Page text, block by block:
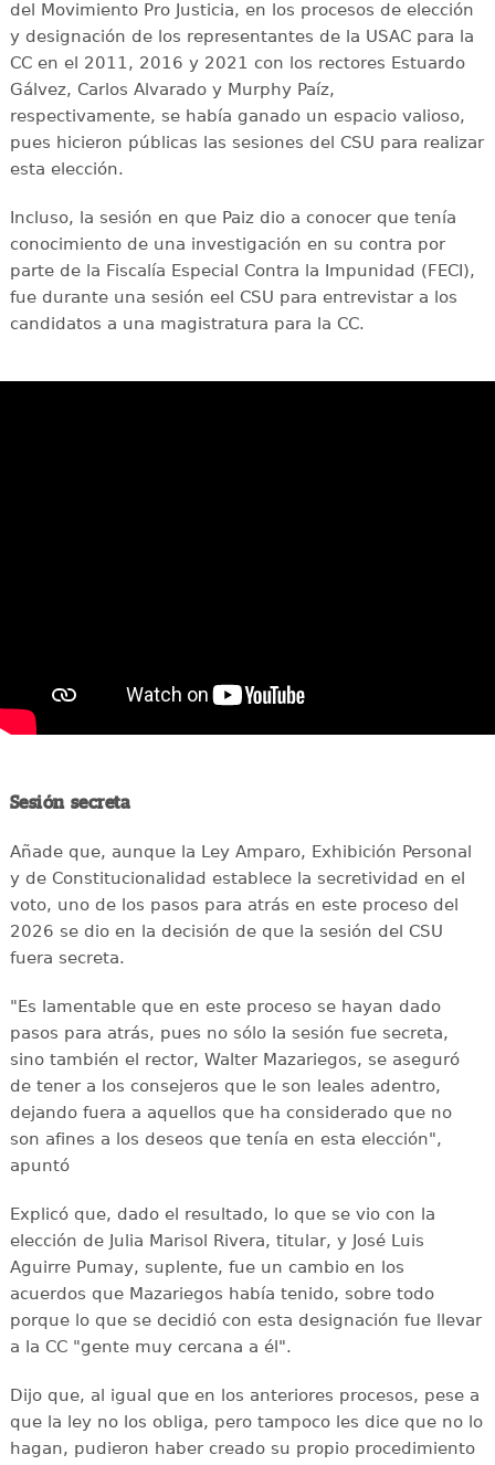
del Movimiento Pro Justicia, en los procesos de elección
y designación de los representantes de la USAC para la
CC en el 2011, 2016 y 2021 con los rectores Estuardo
Gálvez, Carlos Alvarado y Murphy Paíz,
respectivamente, se había ganado un espacio valioso,
pues hicieron públicas las sesiones del CSU para realizar
esta elección.
Incluso, la sesión en que Paiz dio a conocer que tenía
conocimiento de una investigación en su contra por
parte de la Fiscalía Especial Contra la Impunidad (FECI),
fue durante una sesión eel CSU para entrevistar a los
candidatos a una magistratura para la CC.
Sesión secreta
Añade que, aunque la Ley Amparo, Exhibición Personal
y de Constitucionalidad establece la secretividad en el
voto, uno de los pasos para atrás en este proceso del
2026 se dio en la decisión de que la sesión del CSU
fuera secreta.
"Es lamentable que en este proceso se hayan dado
pasos para atrás, pues no sólo la sesión fue secreta,
sino también el rector, Walter Mazariegos, se aseguró
de tener a los consejeros que le son leales adentro,
dejando fuera a aquellos que ha considerado que no
son afines a los deseos que tenía en esta elección",
apuntó
Explicó que, dado el resultado, lo que se vio con la
elección de Julia Marisol Rivera, titular, y José Luis
Aguirre Pumay, suplente, fue un cambio en los
acuerdos que Mazariegos había tenido, sobre todo
porque lo que se decidió con esta designación fue llevar
a la CC "gente muy cercana a él".
Dijo que, al igual que en los anteriores procesos, pese a
que la ley no los obliga, pero tampoco les dice que no lo
hagan, pudieron haber creado su propio procedimiento